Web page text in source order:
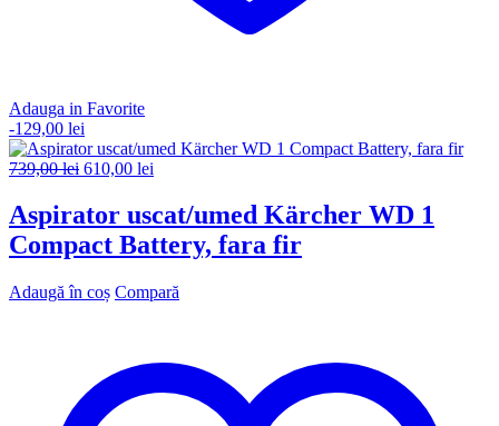
Adauga in Favorite
-129,00 lei
739,00lei Prețul
a
fost:
739,00 lei.
610,00 lei
este:
610,00 lei.
Aspirator uscat/umed Kärcher WD 1
Compact Battery, fara fir
Adaugă în coș Compară